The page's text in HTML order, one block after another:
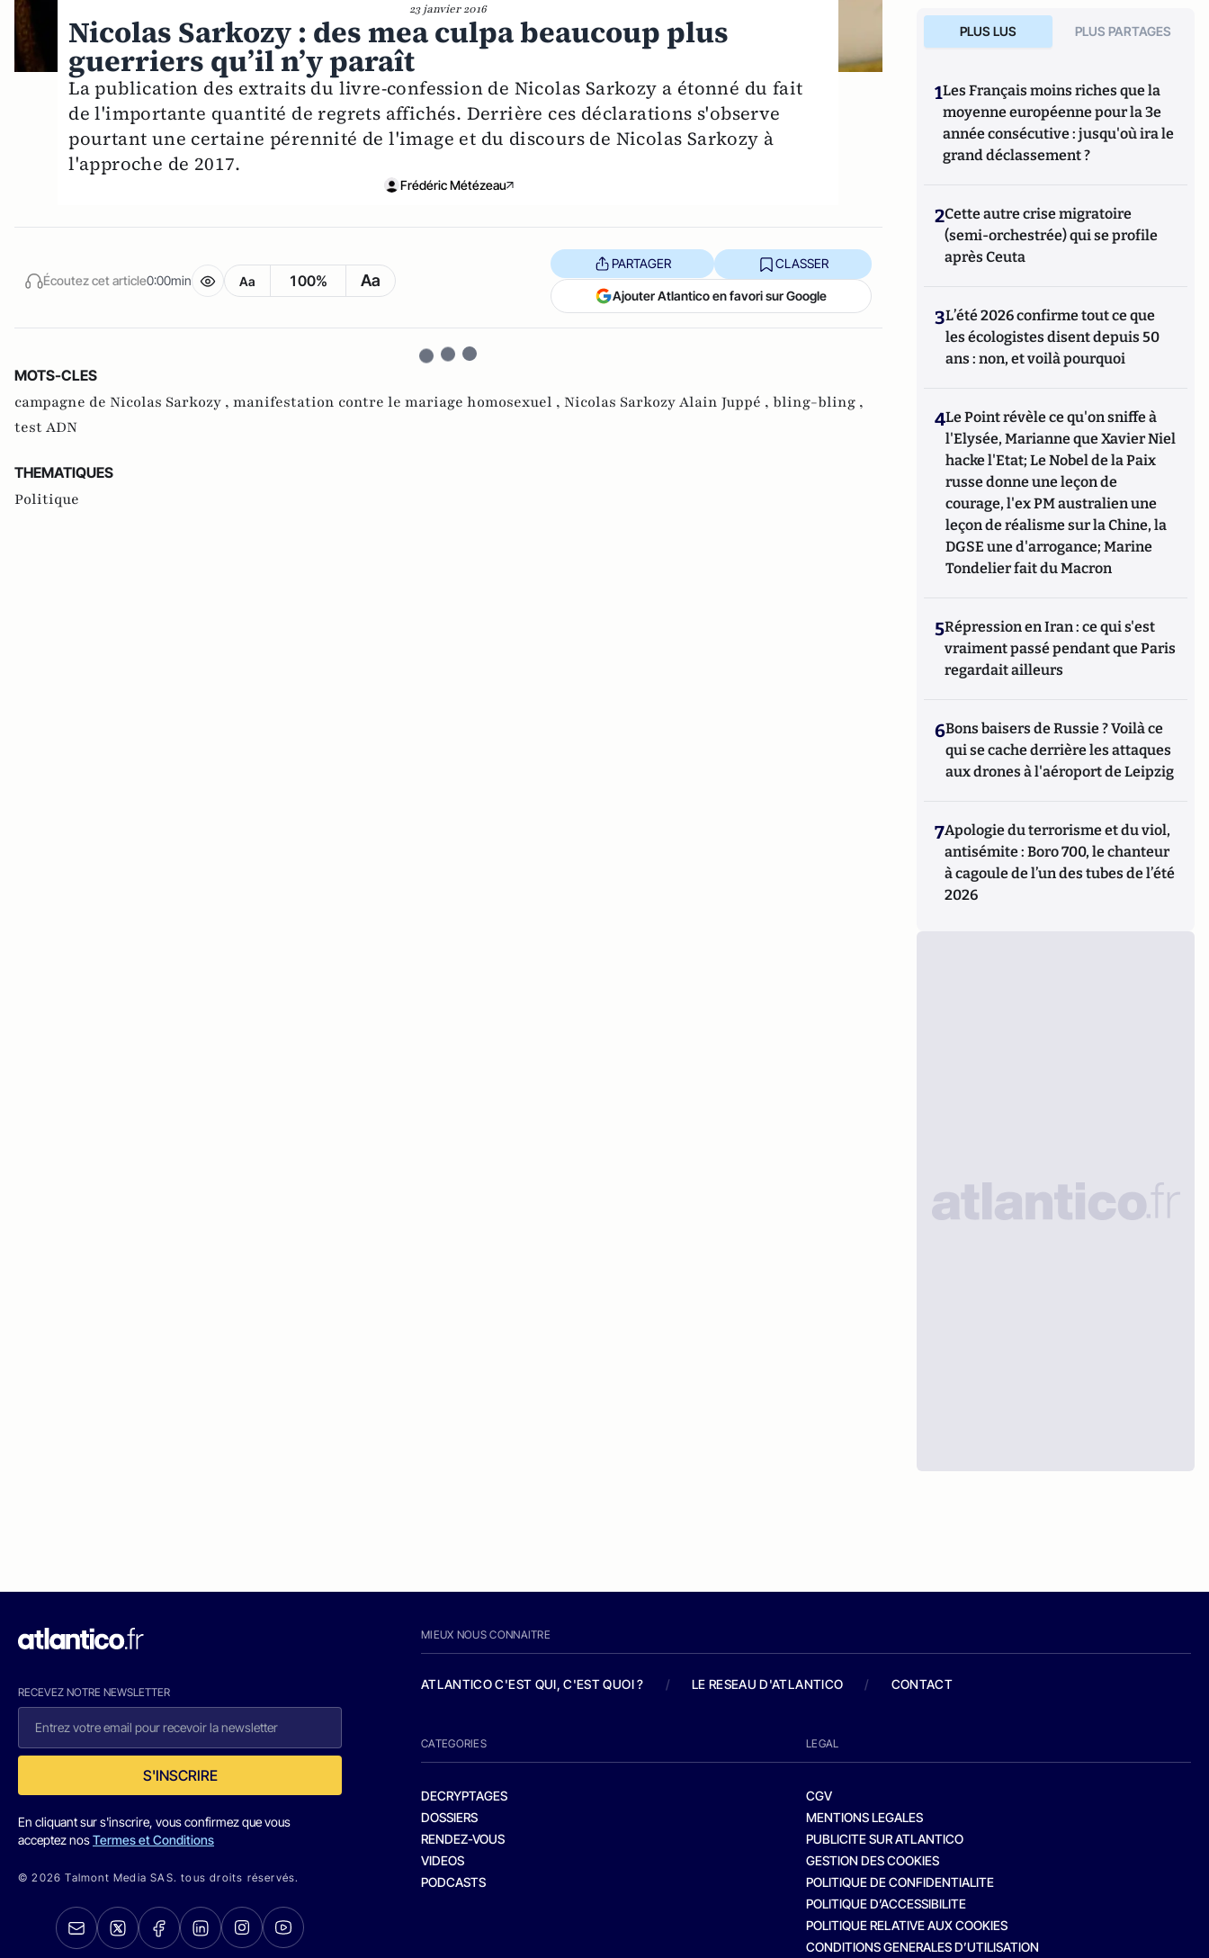
23 janvier 2016
Nicolas Sarkozy : des mea culpa beaucoup plus
guerriers qu’il n’y paraît
La publication des extraits du livre-confession de Nicolas Sarkozy a étonné du fait
de l'importante quantité de regrets affichés. Derrière ces déclarations s'observe
pourtant une certaine pérennité de l'image et du discours de Nicolas Sarkozy à
l'approche de 2017.
Frédéric Métézeau
Écoutez cet article0:00min Aa 100% Aa
PARTAGER CLASSER
Ajouter Atlantico en favori sur Google
MOTS-CLES
campagne de Nicolas Sarkozy , manifestation contre le mariage homosexuel , Nicolas Sarkozy Alain Juppé , bling-bling ,
test ADN
THEMATIQUES
Politique
PLUS LUS PLUS PARTAGES
1Les Français moins riches que la
moyenne européenne pour la 3e
année consécutive : jusqu'où ira le
grand déclassement ?
2Cette autre crise migratoire
(semi-orchestrée) qui se profile
après Ceuta
3L’été 2026 confirme tout ce que
les écologistes disent depuis 50
ans : non, et voilà pourquoi
4Le Point révèle ce qu'on sniffe à
l'Elysée, Marianne que Xavier Niel
hacke l'Etat; Le Nobel de la Paix
russe donne une leçon de
courage, l'ex PM australien une
leçon de réalisme sur la Chine, la
DGSE une d'arrogance; Marine
Tondelier fait du Macron
5Répression en Iran : ce qui s'est
vraiment passé pendant que Paris
regardait ailleurs
6Bons baisers de Russie ? Voilà ce
qui se cache derrière les attaques
aux drones à l'aéroport de Leipzig
7Apologie du terrorisme et du viol,
antisémite : Boro 700, le chanteur
à cagoule de l’un des tubes de l’été
2026
RECEVEZ NOTRE NEWSLETTER
S'INSCRIRE
En cliquant sur s'inscrire, vous confirmez que vous
acceptez nosTermes et Conditions
© 2026 Talmont Media SAS. tous droits réservés.
MIEUX NOUS CONNAITRE
ATLANTICO C'EST QUI, C'EST QUOI ? / LE RESEAU D'ATLANTICO / CONTACT
CATEGORIES
DECRYPTAGES
DOSSIERS
RENDEZ-VOUS
VIDEOS
PODCASTS
LEGAL
CGV
MENTIONS LEGALES
PUBLICITE SUR ATLANTICO
GESTION DES COOKIES
POLITIQUE DE CONFIDENTIALITE
POLITIQUE D’ACCESSIBILITE
POLITIQUE RELATIVE AUX COOKIES
CONDITIONS GENERALES D’UTILISATION